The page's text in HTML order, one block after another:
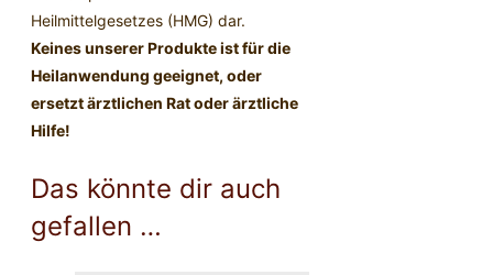
Heilmittelgesetzes (HMG) dar.
Keines unserer Produkte ist für die
Heilanwendung geeignet, oder
ersetzt ärztlichen Rat oder ärztliche
Hilfe!
Das könnte dir auch
gefallen …